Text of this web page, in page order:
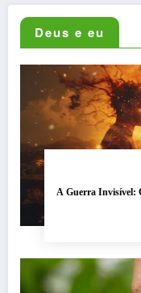
Deus e eu
A Guerra Invisível: